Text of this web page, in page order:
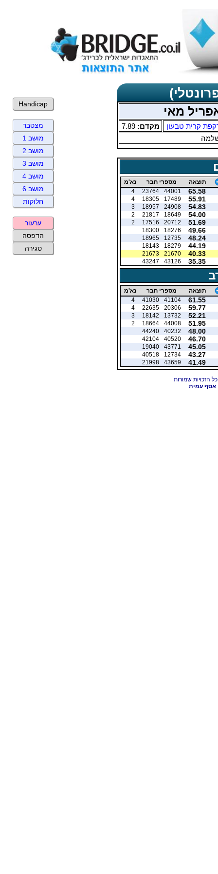
מאי
קרית טבעון מקדם:7.89
שלמה
תוצאה מספרי חבר נא'מ
65.58
44001
23764
4
55.91
17489
18305
4
54.83
24908
18957
3
54.00
18649
21817
2
51.69
20712
17516
2
49.66
18276
18300
48.24
12735
18965
44.19
18279
18143
40.33
21670
21673
35.35
43126
43247
תוצאה מספרי חבר נא'מ
61.55
41104
41030
4
59.77
20306
22635
4
52.21
13732
18142
3
51.95
44008
18664
2
48.00
40232
44240
46.70
40520
42104
45.05
43771
19040
43.27
12734
40518
41.49
43659
21998
אסף עמית
Handicap
מצטבר
מושב 1
מושב 2
מושב 3
מושב 4
מושב 6
חלוקות
ערעור
הדפסה
סגירה